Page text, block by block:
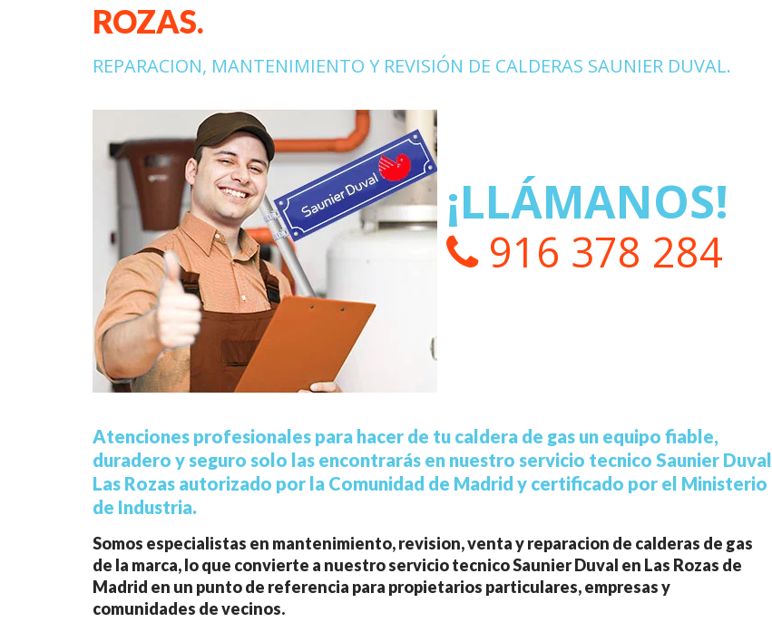
ROZAS.
REPARACION, MANTENIMIENTO Y REVISIÓN DE CALDERAS SAUNIER DUVAL.
¡LLÁMANOS!
916 378 284
Atenciones profesionales para hacer de tu caldera de gas un equipo fiable,
duradero y seguro solo las encontrarás en nuestro servicio tecnico Saunier Duval
Las Rozas autorizado por la Comunidad de Madrid y certificado por el Ministerio
de Industria.
Somos especialistas en mantenimiento, revision, venta y reparacion de calderas de gas
de la marca, lo que convierte a nuestro servicio tecnico Saunier Duval en Las Rozas de
Madrid en un punto de referencia para propietarios particulares, empresas y
comunidades de vecinos.